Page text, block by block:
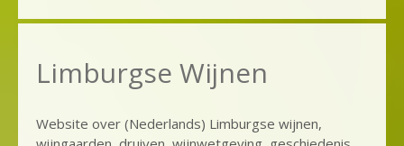
Limburgse Wijnen
Website over (Nederlands) Limburgse wijnen,